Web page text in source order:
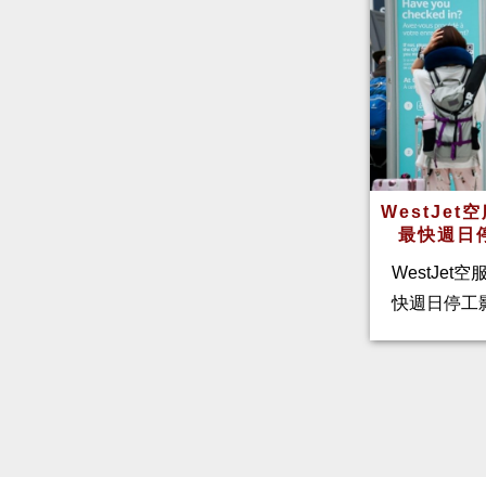
WestJet空
最快週日
WestJet空
快週日停工